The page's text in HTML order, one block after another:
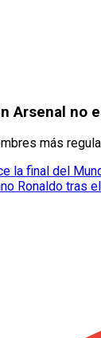
Arsenal no
más
la final del
Ronaldo tras